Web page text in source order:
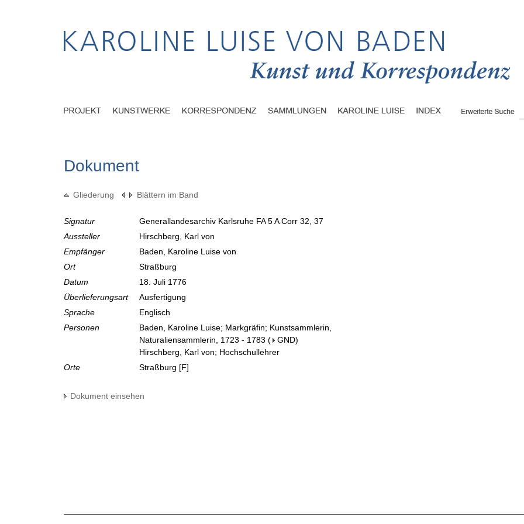
Dokument
Gliederung Blättern im Band
Signatur
Generallandesarchiv Karlsruhe FA 5 A Corr 32, 37
Aussteller
Hirschberg, Karl von
Empfänger
Baden, Karoline Luise von
Ort
Straßburg
Datum
18. Juli 1776
Überlieferungsart
Ausfertigung
Sprache
Englisch
Personen
Baden, Karoline Luise; Markgräfin; Kunstsammlerin,
Naturaliensammlerin, 1723 - 1783 ( GND)
Hirschberg, Karl von; Hochschullehrer
Orte
Straßburg [F]
Dokument einsehen